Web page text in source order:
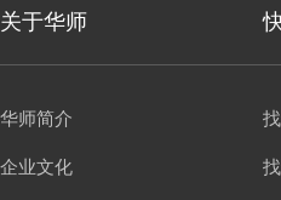
关于华师
华师简介
企业文化